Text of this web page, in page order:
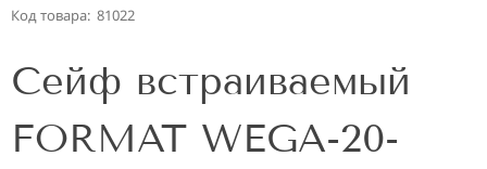
Код товара: 81022
Сейф встраиваемый
FORMAT WEGA-20-